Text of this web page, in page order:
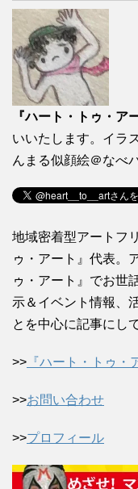
『ハート・トゥ・ア
いいたします。イラ
んまる似顔絵＠なべ
地域密着型アートフ
ゥ・アート』代表。
ゥ・アート』でお世
示＆イベント情報、
とを中心に記事にし
>> 『ハート・トゥ・
>>お問い合わせ
>>プロフィール